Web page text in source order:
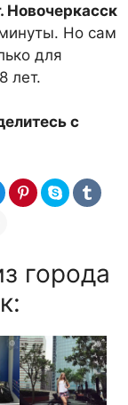
Новочеркасск
Но сам
для
лет.
с
города